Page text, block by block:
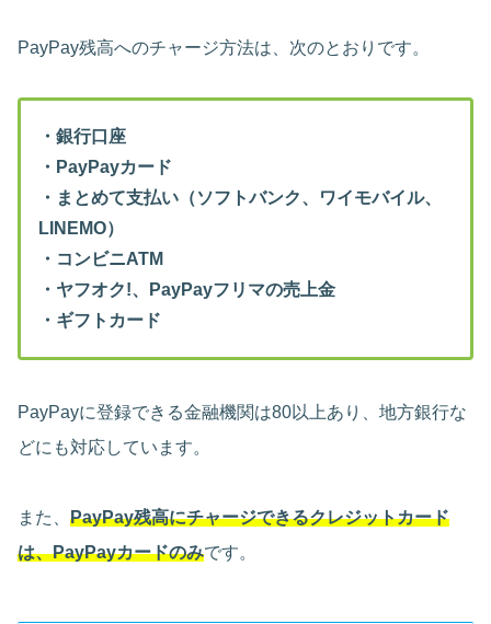
PayPay残高へのチャージ方法は、次のとおりです。
・銀行口座
・PayPayカード
・まとめて支払い（ソフトバンク、ワイモバイル、
LINEMO）
・コンビニATM
・ヤフオク!、PayPayフリマの売上金
・ギフトカード
PayPayに登録できる金融機関は80以上あり、地方銀行な
どにも対応しています。
また、 PayPay残高にチャージできるクレジットカード
は、PayPayカードのみです。